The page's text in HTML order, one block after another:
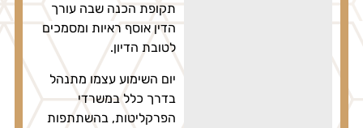
תקופת הכנה שבה עורך
הדין אוסף ראיות ומסמכים
לטובת הדיון.
יום השימוע עצמו מתנהל
בדרך כלל במשרדי
הפרקליטות, בהשתתפות